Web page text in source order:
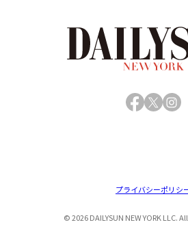
X
© 2026 DAILYSUN NEW YORK LLC.
プライバシーポリシ